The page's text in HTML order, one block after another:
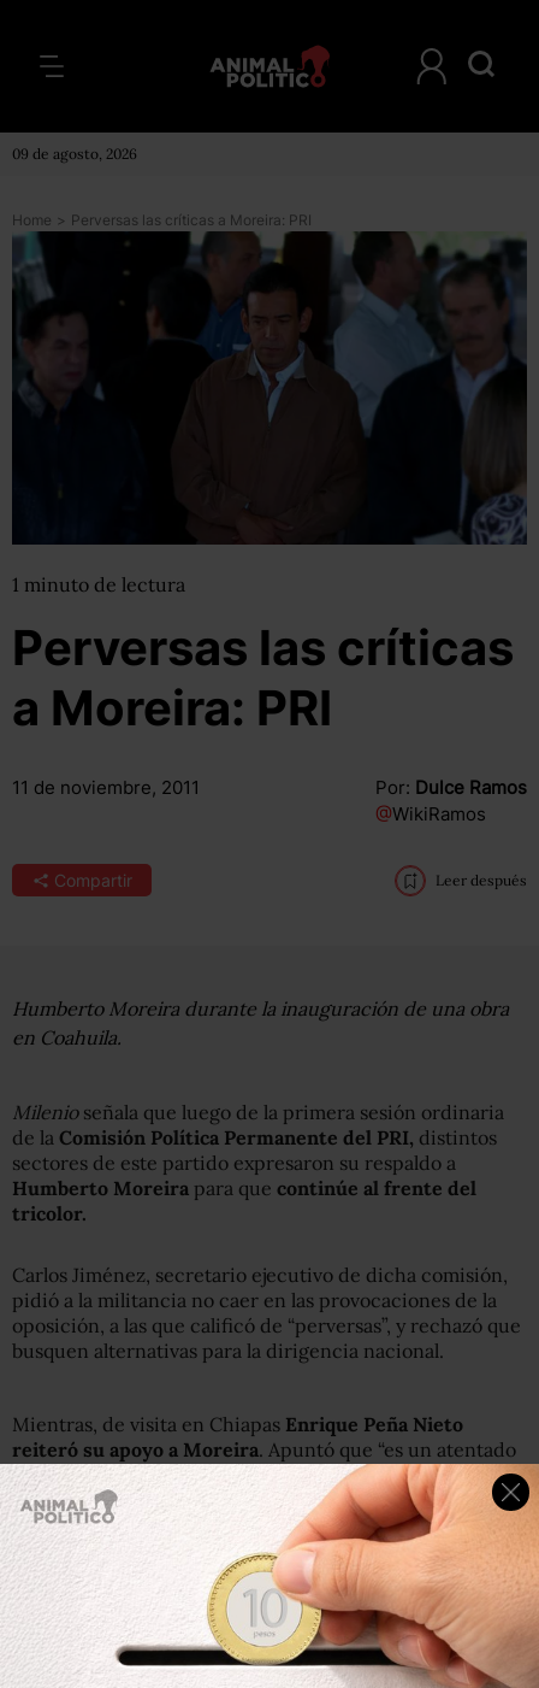
09 de agosto, 2026
Home > Perversas las críticas a Moreira: PRI
1 minuto de lectura
Perversas las críticas
a Moreira: PRI
11 de noviembre, 2011 Por: Dulce Ramos
@WikiRamos
Compartir Leer después
Humberto Moreira durante la inauguración de una obra
en Coahuila.
Milenioseñala que luego de la primera sesión ordinaria
de la Comisión Política Permanente del PRI, distintos
sectores de este partido expresaron su respaldo a
Humberto Moreira para que continúe al frente del
tricolor.
Carlos Jiménez, secretario ejecutivo de dicha comisión,
pidió a la militancia no caer en las provocaciones de la
oposición, a las que calificó de “perversas”, y rechazó que
busquen alternativas para la dirigencia nacional.
Mientras, de visita en Chiapas Enrique Peña Nieto
reiteró su apoyo a Moreira. Apuntó que “es un atentado
a la democracia” cuando los adversarios políticos
comienzan a verse como enemigos.
Después de que en semanas recientes se han
multiplicado las críticas de PAN y PRD contra Humberto
Moreira por la contratación irregular dedeuda en
Coahuila , ayer el dirigente priista recibió el espaldarazo
de sus correligionarios.